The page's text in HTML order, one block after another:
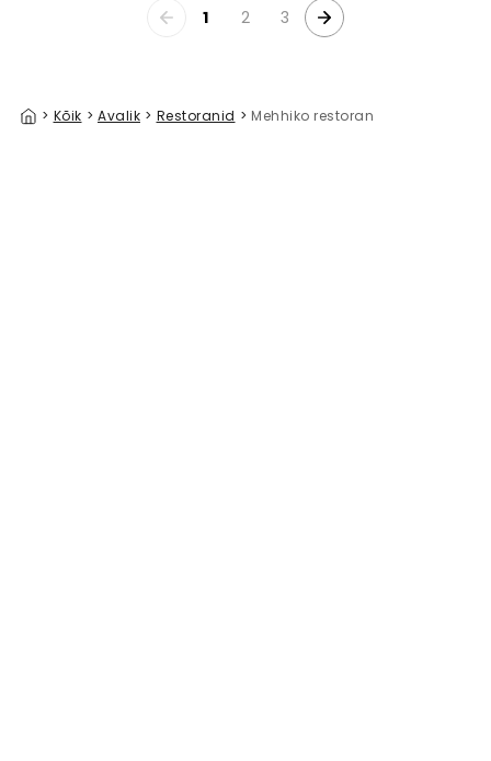
1 2 3
> Kõik > Avalik > Restoranid > Mehhiko restoran